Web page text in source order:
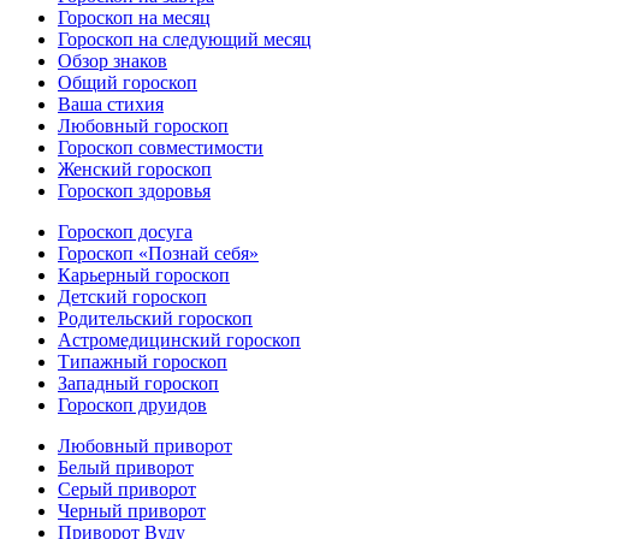
Гороскоп на месяц
Гороскоп на следующий месяц
Обзор знаков
Общий гороскоп
Ваша стихия
Любовный гороскоп
Гороскоп совместимости
Женский гороскоп
Гороскоп здоровья
Гороскоп досуга
Гороскоп «Познай себя»
Карьерный гороскоп
Детский гороскоп
Родительский гороскоп
Астромедицинский гороскоп
Типажный гороскоп
Западный гороскоп
Гороскоп друидов
Любовный приворот
Белый приворот
Серый приворот
Черный приворот
Приворот Вуду